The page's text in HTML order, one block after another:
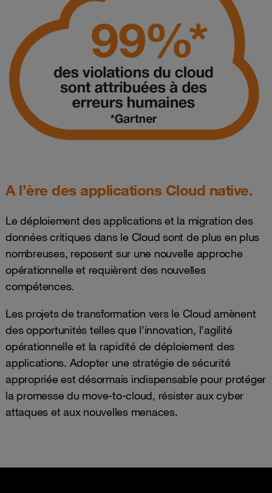
A l’ère des applications Cloud native.
Le déploiement des applications et la migration des
données critiques dans le Cloud sont de plus en plus
nombreuses, reposent sur une nouvelle approche
opérationnelle et requièrent des nouvelles
compétences.
Les projets de transformation vers le Cloud amènent
des opportunités telles que l’innovation, l’agilité
opérationnelle et la rapidité de déploiement des
applications. Adopter une stratégie de sécurité
appropriée est désormais indispensable pour protéger
la promesse du move-to-cloud, résister aux cyber
attaques et aux nouvelles menaces.